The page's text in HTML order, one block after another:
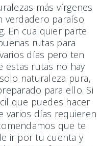
más vírgenes
verdadero paraíso
En cualquier parte
rutas para
días pero ten
estas rutas no hay
naturaleza pura,
para ello. Si
que puedes hacer
varios días requieren
que te
ir por tu cuenta y